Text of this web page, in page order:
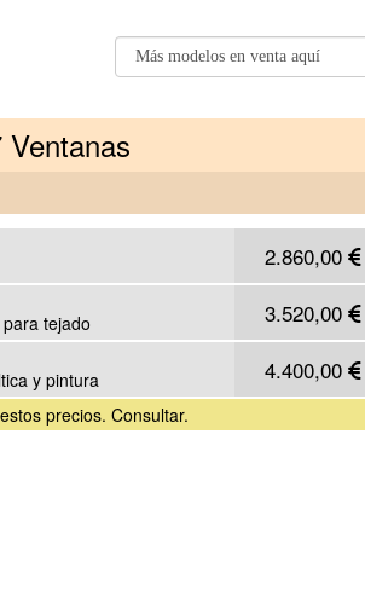
2.860,00
tejado
3.520,00
y pintura
4.400,00
precios. Consultar.